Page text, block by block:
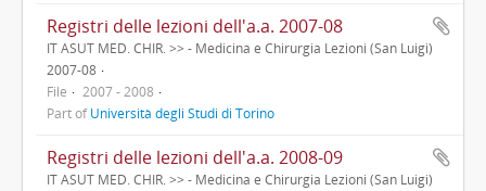
Registri delle lezioni dell'a.a. 2007-08
IT ASUT MED. CHIR. >> - Medicina e Chirurgia Lezioni (San Luigi)
2007-08
File
2007 - 2008
Part ofUniversità degli Studi di Torino
Registri delle lezioni dell'a.a. 2008-09
IT ASUT MED. CHIR. >> - Medicina e Chirurgia Lezioni (San Luigi)